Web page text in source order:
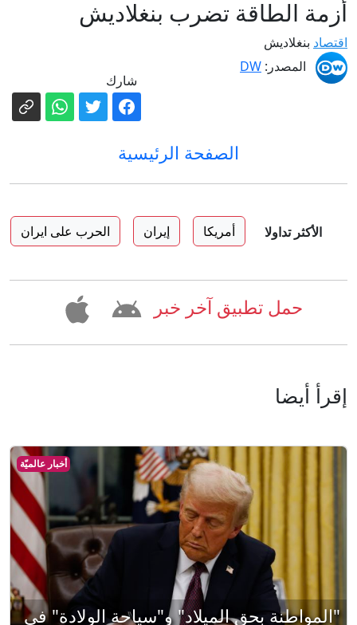
أزمة الطاقة تضرب بنغلاديش
اقتصاد بنغلاديش
المصدر: DW
شارك
الصفحة الرئيسية
الأكثر تداولا أمريكا إيران الحرب على ايران
حمل تطبيق آخر خبر
إقرأ أيضا
أخبار عالميّة
"المواطنة بحق الميلاد" و"سياحة الولادة" في